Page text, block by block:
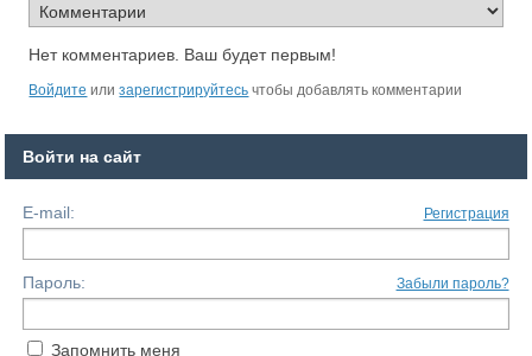
Нет комментариев. Ваш будет первым!
Войдите илизарегистрируйтесь чтобы добавлять комментарии
Войти на сайт
E-mail: Регистрация
Пароль: Забыли пароль?
Запомнить меня